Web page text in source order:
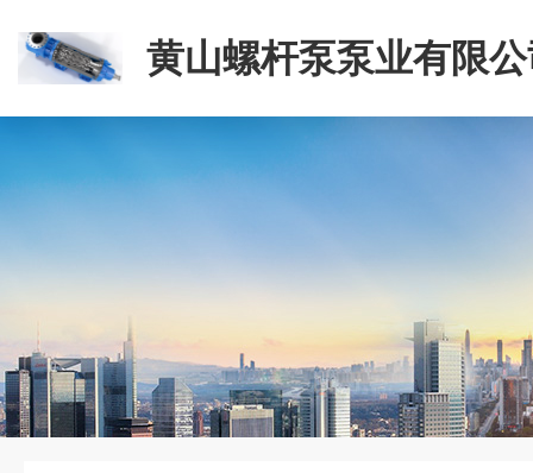
黄山螺杆泵泵业有限